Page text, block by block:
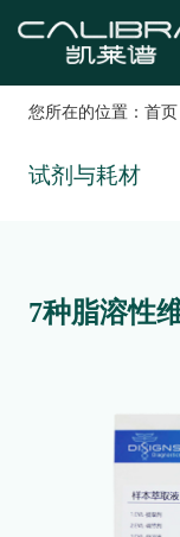
您所在的位置： 首页
试剂与耗材
7种脂溶性